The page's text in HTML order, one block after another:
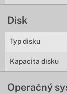
Disk
Typ disku
Kapacita disku
Operačný